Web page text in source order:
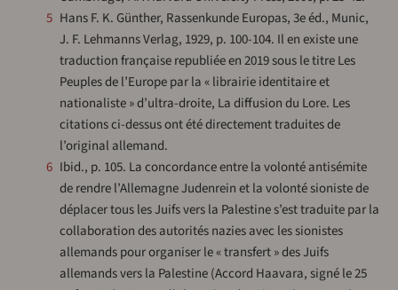
5 Hans F. K. Günther, Rassenkunde Europas, 3e éd., Munic,
J. F. Lehmanns Verlag, 1929, p. 100-104. Il en existe une
traduction française republiée en 2019 sous le titre Les
Peuples de l’Europe par la « librairie identitaire et
nationaliste » d’ultra-droite, La diffusion du Lore. Les
citations ci-dessus ont été directement traduites de
l’original allemand.
6 Ibid., p. 105. La concordance entre la volonté antisémite
de rendre l’Allemagne Judenrein et la volonté sioniste de
déplacer tous les Juifs vers la Palestine s’est traduite par la
collaboration des autorités nazies avec les sionistes
allemands pour organiser le « transfert » des Juifs
allemands vers la Palestine (Accord Haavara, signé le 25